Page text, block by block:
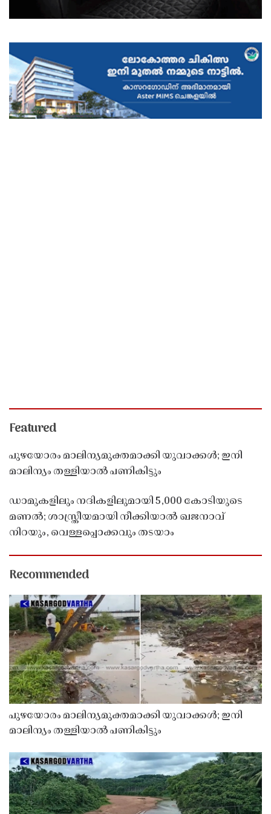
Featured
പുഴയോരം മാലിന്യമുക്തമാക്കി യുവാക്കൾ; ഇനി
മാലിന്യം തള്ളിയാൽ പണികിട്ടും
ഡാമുകളിലും നദികളിലുമായി 5,000 കോടിയുടെ
മണൽ; ശാസ്ത്രീയമായി നീക്കിയാൽ ഖജനാവ്
നിറയും, വെള്ളപ്പൊക്കവും തടയാം
Recommended
പുഴയോരം മാലിന്യമുക്തമാക്കി യുവാക്കൾ; ഇനി
മാലിന്യം തള്ളിയാൽ പണികിട്ടും